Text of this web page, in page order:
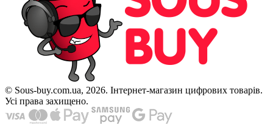
© Sous-buy.com.ua, 2026. Інтернет-магазин цифрових товарів.
Усі права захищено.